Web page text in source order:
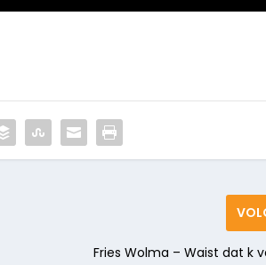
Fries Wolma – Waist dat k